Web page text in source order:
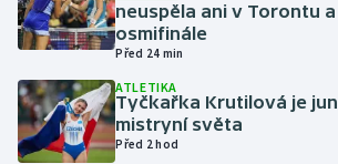
Florbal
Futsal
Golf
neuspěla ani v Torontu
osmifinále
Před 24 min
ATLETIKA
Tyčkařka Krutilová je
mistryní světa
Před 2 hod